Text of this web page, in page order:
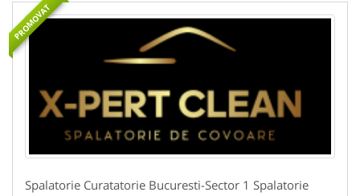
PROMOVAT
Spalatorie Curatatorie Bucuresti-Sector 1 Spalatorie